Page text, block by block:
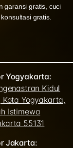
garansi gratis, cuci
gratis.
Yogyakarta:
Kidul
Kota Yogyakarta,
Istimewa
55131
Jakarta: